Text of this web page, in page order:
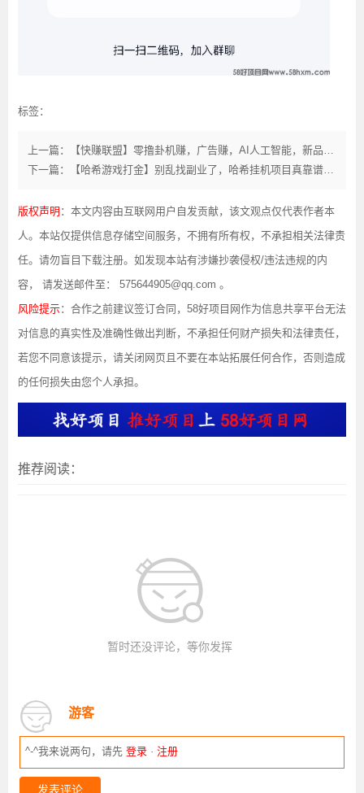
标签：
上一篇：【快赚联盟】零撸卦机赚，广告赚，AI人工智能，新品上线，
下一篇：【哈希游戏打金】别乱找副业了，哈希挂机项目真靠谱，日入5000+！
版权声明 ：本文内容由互联网用户自发贡献，该文观点仅代表作者本
人。本站仅提供信息存储空间服务，不拥有所有权，不承担相关法律责
任。请勿盲目下载注册。如发现本站有涉嫌抄袭侵权/违法违规的内
容， 请发送邮件至： 575644905@qq.com 。
风险提示：合作之前建议签订合同，58好项目网作为信息共享平台无法
对信息的真实性及准确性做出判断，不承担任何财产损失和法律责任，
若您不同意该提示，请关闭网页且不要在本站拓展任何合作，否则造成
的任何损失由您个人承担。
推荐阅读：
暂时还没评论，等你发挥
游客
^-^我来说两句，请先登录 · 注册
发表评论